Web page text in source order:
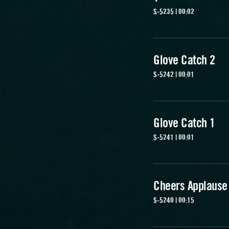
S-5235 | 00:02
Glove Catch 2
S-5242 | 00:01
Glove Catch 1
S-5241 | 00:01
Cheers
S-5240 | 00:15